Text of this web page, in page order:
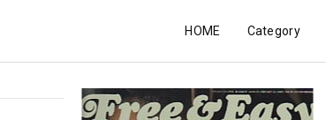
HOME Category